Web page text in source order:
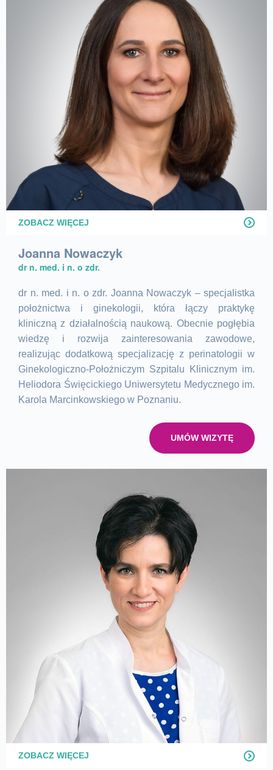
ZOBACZ WIĘCEJ
Joanna Nowaczyk
dr n. med. i n. o zdr.
dr n. med. i n. o zdr. Joanna Nowaczyk – specjalistka
położnictwa i ginekologii, która łączy praktykę
kliniczną z działalnością naukową. Obecnie pogłębia
wiedzę i rozwija zainteresowania zawodowe,
realizując dodatkową specjalizację z perinatologii w
Ginekologiczno-Położniczym Szpitalu Klinicznym im.
Heliodora Święcickiego Uniwersytetu Medycznego im.
Karola Marcinkowskiego w Poznaniu.
UMÓW WIZYTĘ
ZOBACZ WIĘCEJ